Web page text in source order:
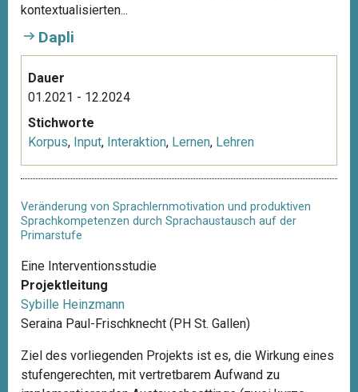
kontextualisierten...
Dapli
Dauer
01.2021 - 12.2024
Stichworte
Korpus, Input, Interaktion, Lernen, Lehren
Veränderung von Sprachlernmotivation und produktiven
Sprachkompetenzen durch Sprachaustausch auf der
Primarstufe
Eine Interventionsstudie
Projektleitung
Sybille Heinzmann
Seraina Paul-Frischknecht (PH St. Gallen)
Ziel des vorliegenden Projekts ist es, die Wirkung eines
stufengerechten, mit vertretbarem Aufwand zu